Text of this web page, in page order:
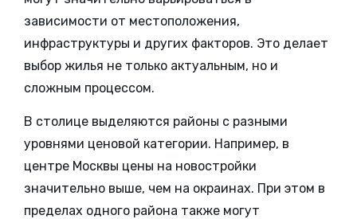
зависимости от местоположения,
инфраструктуры и других факторов. Это делает
выбор жилья не только актуальным, но и
сложным процессом.
В столице выделяются районы с разными
уровнями ценовой категории. Например, в
центре Москвы цены на новостройки
значительно выше, чем на окраинах. При этом в
пределах одного района также могут